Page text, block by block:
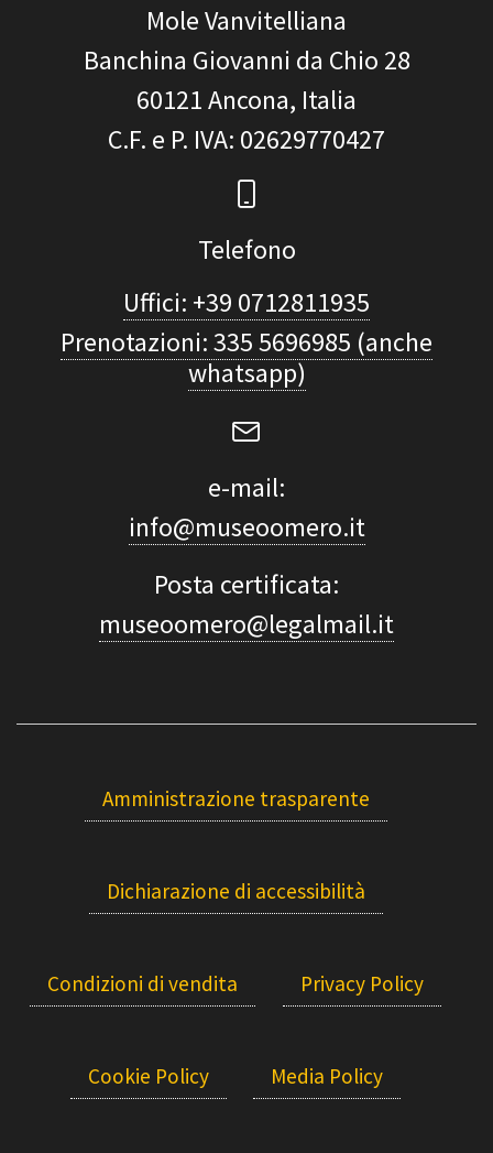
Mole Vanvitelliana
Banchina Giovanni da Chio 28
60121Ancona, Italia
C.F. e P. IVA: 02629770427
Telefono
Uffici: +39 0712811935
Prenotazioni: 335 5696985 (anche
whatsapp)
e-mail:
info@museoomero.it
Posta certificata:
museoomero@legalmail.it
Amministrazione trasparente
Dichiarazione di accessibilità
Condizioni di vendita Privacy Policy
Cookie Policy Media Policy